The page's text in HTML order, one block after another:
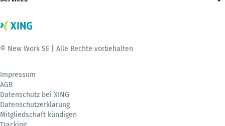
© New Work SE | Alle Rechte vorbehalten
Impressum
AGB
Datenschutz bei XING
Datenschutzerklärung
Mitgliedschaft kündigen